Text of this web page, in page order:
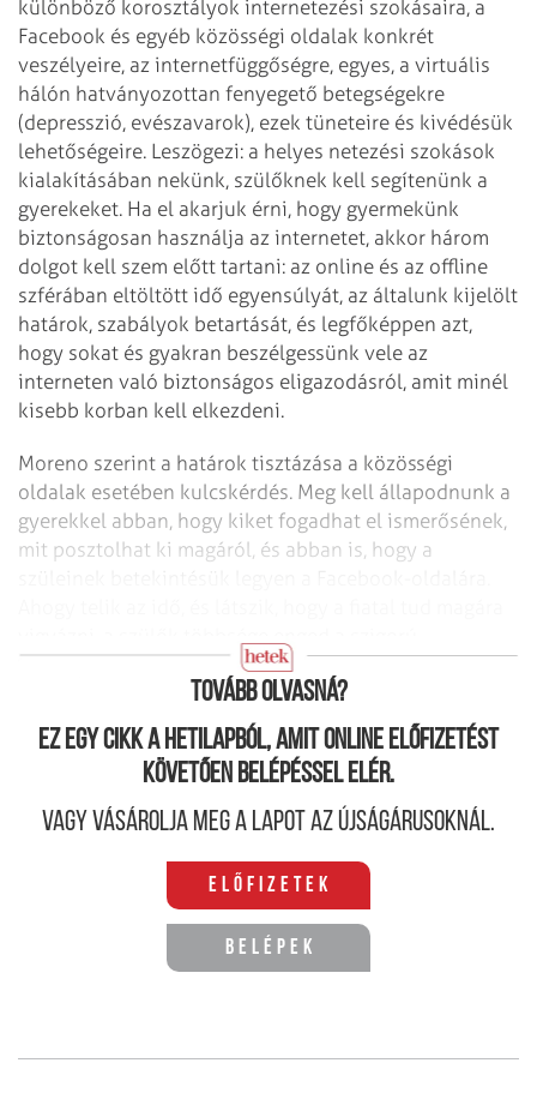
különböző korosztályok internetezési szokásaira, a
Face­­book és egyéb közösségi oldalak konkrét
veszélyei­re, az internetfüggőségre, egyes, a virtuális
hálón hatvá­nyozottan fenyegető betegségekre
(depresszió, evés­zavarok), ezek tüneteire és kivédésük
lehetőségeire. Leszögezi: a helyes netezési szokások
kialakításában nekünk, szülőknek kell segítenünk a
gyerekeket. Ha el akarjuk érni, hogy gyermekünk
biztonságosan használja az internetet, akkor három
dolgot kell szem előtt tartani: az online és az offline
szférában eltöltött idő egyensúlyát, az általunk kijelölt
határok, szabályok betartását, és legfőképpen azt,
hogy sokat és gyakran beszélgessünk vele az
interneten való biztonságos eligazodásról, amit minél
kisebb korban kell elkezdeni.
Moreno szerint a határok tisztázása a közösségi
oldalak esetében kulcskérdés. Meg kell állapodnunk a
gyerekkel abban, hogy kiket fogadhat el ismerősének,
mit posztolhat ki magáról, és abban is, hogy a
Tovább olvasná?
Ez egy cikk a hetilapból, amit online előfizetést
követően belépéssel elér.
Vagy vásárolja meg a lapot az újságárusoknál.
Előfizetek
Belépek